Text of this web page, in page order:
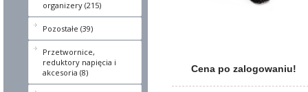
organizery (215)
Pozostałe (39)
Przetwornice,
reduktory napięcia i
akcesoria (8)
Cena po zalogowaniu!